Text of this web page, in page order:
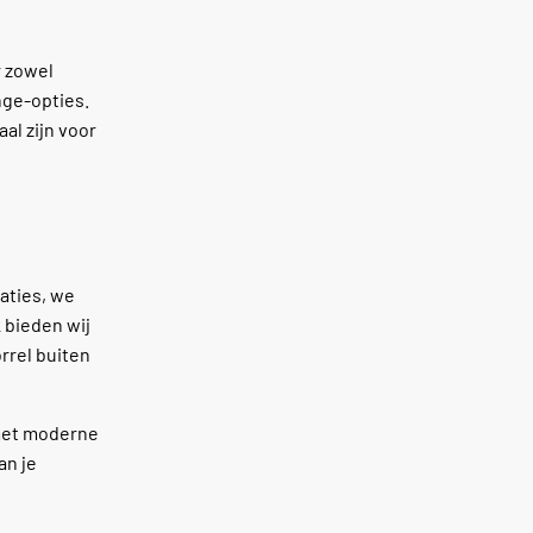
opties.
zijn voor
we
wij
buiten
moderne
je